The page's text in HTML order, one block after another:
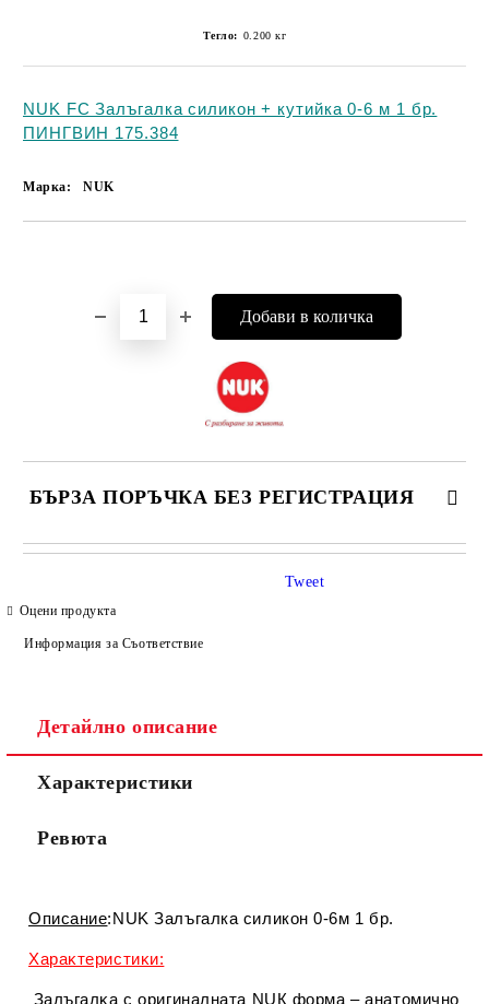
Тегло: 0.200 кг
NUK FC Залъгалка силикон + кутийка 0-6 м 1 бр.
ПИНГВИН 175.384
Марка: NUK
БЪРЗА ПОРЪЧКА БЕЗ РЕГИСТРАЦИЯ
САМО ПОПЪЛНЕТЕ 4 ПОЛЕТА
Съгласен съм сПолитиката за лични данни
Ние ще се свържем с вас в рамките на работния ден.
Оцени продукта
Информация за Съответствие
Tweet
Детайлно описание
Характеристики
Ревюта
Описание:NUK Залъгалка силикон 0-6м 1 бр.
Xapaĸтepиcтиĸи:
Зaлъгaлĸa c оpигинaлнaтa NUК фopмa – aнaтoмичнo